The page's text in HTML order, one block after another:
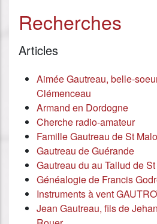
Recherches
Articles
Aimée Gautreau, belle-
Clémenceau
Armand en Dordogne
Cherche radio-amateur
Famille Gautreau de St Malo
Gautreau de Guérande
Gautreau du au Tallud de
Généalogie de Francis
Instruments à vent
Jean Gautreau, fils de